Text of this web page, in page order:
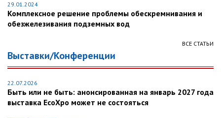
29.01.2024
Комплексное решение проблемы обескремнивания и
обезжелезивания подземных вод
ВСЕ СТАТЬИ
Выставки/Конференции
22.07.2026
Быть или не быть: анонсированная на январь 2027 года
выставка EcoXpo может не состояться